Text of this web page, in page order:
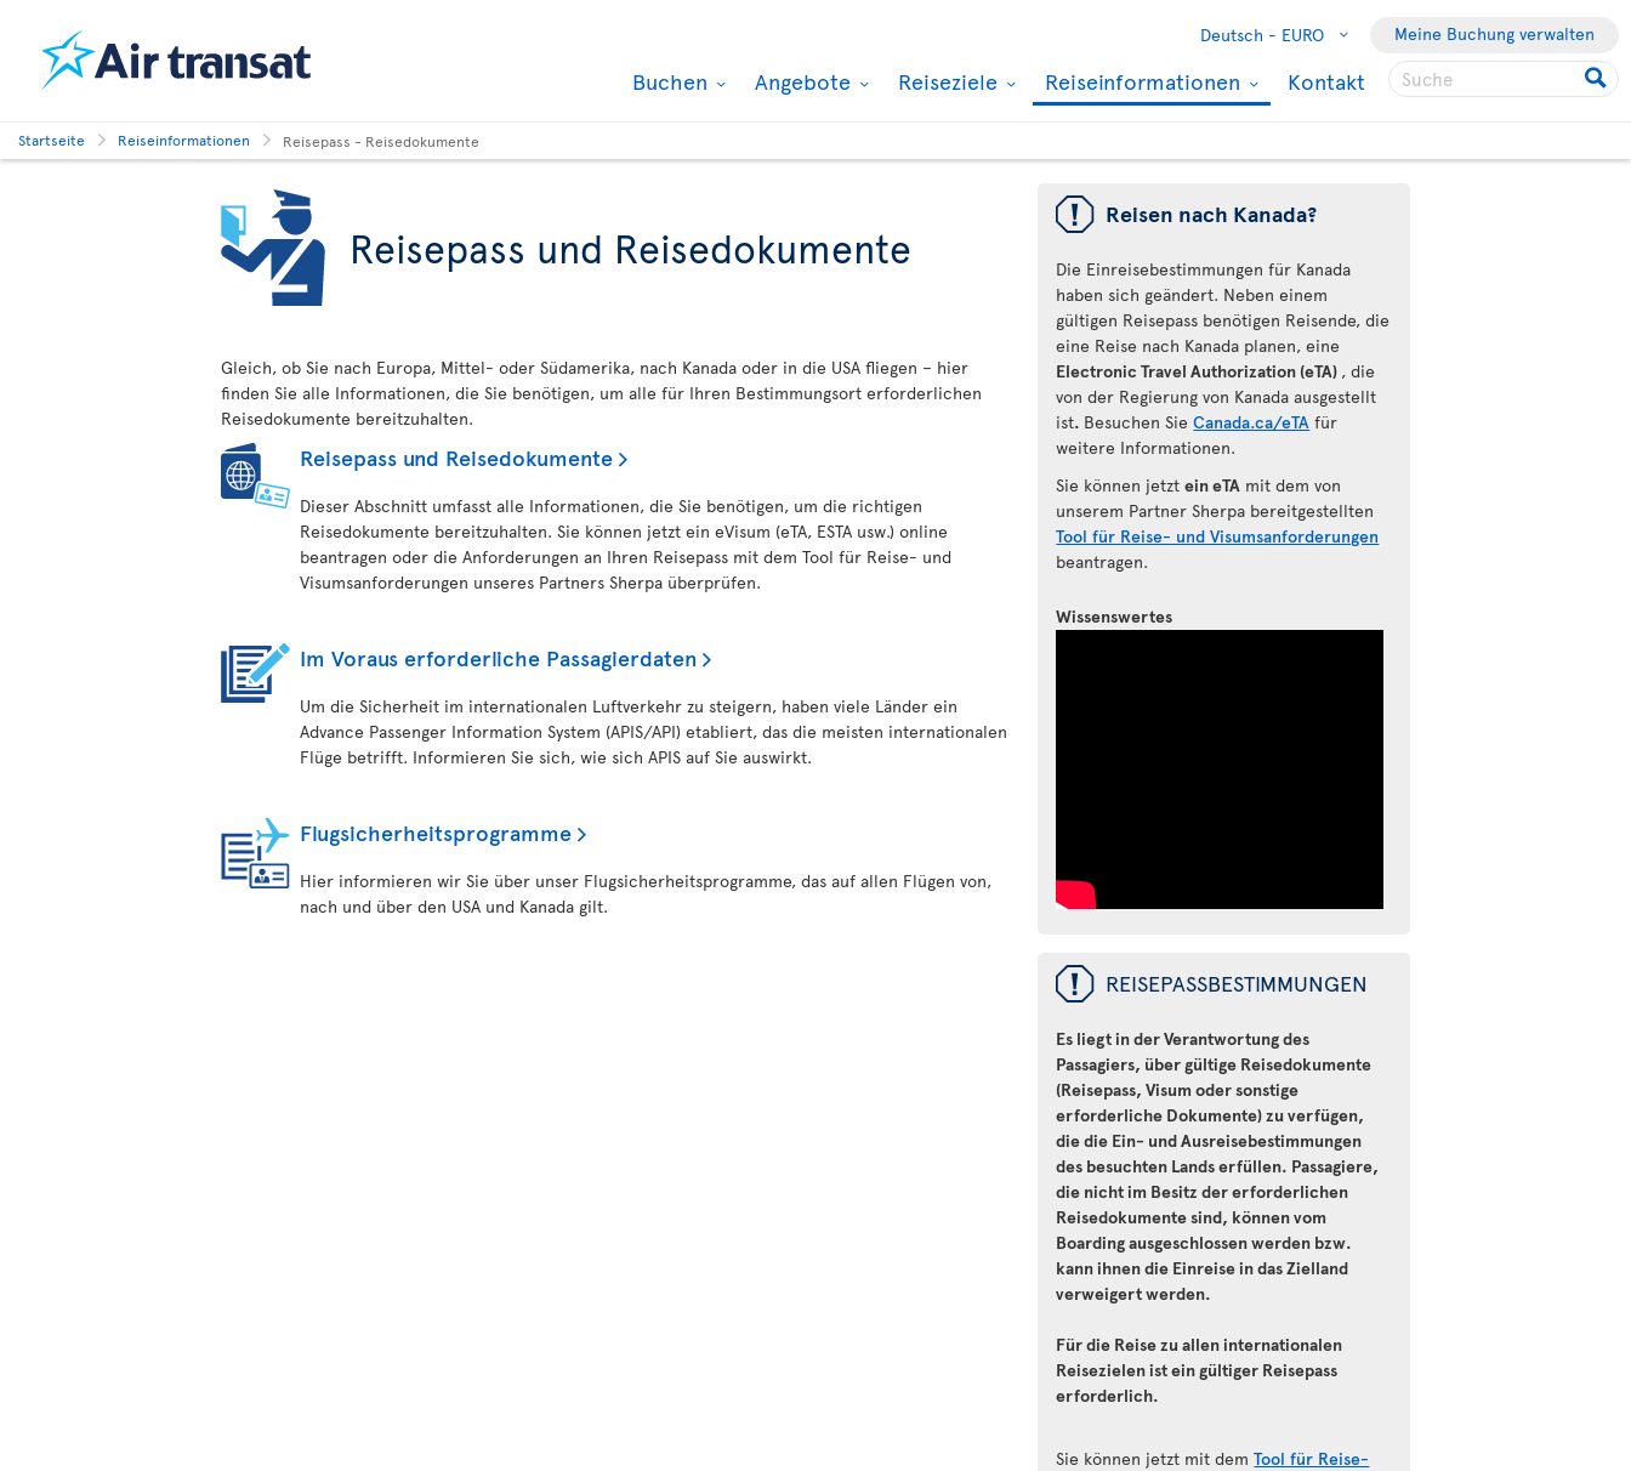
Deutsch - EURO Meine Buchung verwalten
Buchen Angebote Reiseziele Reiseinformationen Kontakt
Startseite Reiseinformationen Reisepass - Reisedokumente
Reisepass und Reisedokumente
Gleich, ob Sie nach Europa, Mittel- oder Südamerika, nach Kanada oder in die USA fliegen – hier
finden Sie alle Informationen, die Sie benötigen, um alle für Ihren Bestimmungsort erforderlichen
Reisedokumente bereitzuhalten.
Reisepass und Reisedokumente
Dieser Abschnitt umfasst alle Informationen, die Sie benötigen, um die richtigen
Reisedokumente bereitzuhalten. Sie können jetzt ein eVisum (eTA, ESTA usw.) online
beantragen oder die Anforderungen an Ihren Reisepass mit dem Tool für Reise- und
Visumsanforderungen unseres Partners Sherpa überprüfen.
Im Voraus erforderliche Passagierdaten
Um die Sicherheit im internationalen Luftverkehr zu steigern, haben viele Länder ein
Advance Passenger Information System (APIS/API) etabliert, das die meisten internationalen
Flüge betrifft. Informieren Sie sich, wie sich APIS auf Sie auswirkt.
Flugsicherheitsprogramme
Hier informieren wir Sie über unser Flugsicherheitsprogramme, das auf allen Flügen von,
nach und über den USA und Kanada gilt.
ü Reisen nach Kanada?
Die Einreisebestimmungen für Kanada
haben sich geändert. Neben einem
gültigen Reisepass benötigen Reisende, die
eine Reise nach Kanada planen, eine
Electronic Travel Authorization (eTA) , die
von der Regierung von Kanada ausgestellt
ist. Besuchen SieCanada.ca/eTA für
weitere Informationen.
Sie können jetztein eTA mit dem von
unserem Partner Sherpa bereitgestellten
Tool für Reise- und Visumsanforderungen
beantragen.
Wissenswertes
ü REISEPASSBESTIMMUNGEN
Es liegt in der Verantwortung des
Passagiers, über gültige Reisedokumente
(Reisepass, Visum oder sonstige
erforderliche Dokumente) zu verfügen,
die die Ein- und Ausreisebestimmungen
des besuchten Lands erfüllen. Passagiere,
die nicht im Besitz der erforderlichen
Reisedokumente sind, können vom
Boarding ausgeschlossen werden bzw.
kann ihnen die Einreise in das Zielland
verweigert werden.
Für die Reise zu allen internationalen
Reisezielen ist ein gültiger Reisepass
erforderlich.
Sie können jetzt mit demTool für Reise-